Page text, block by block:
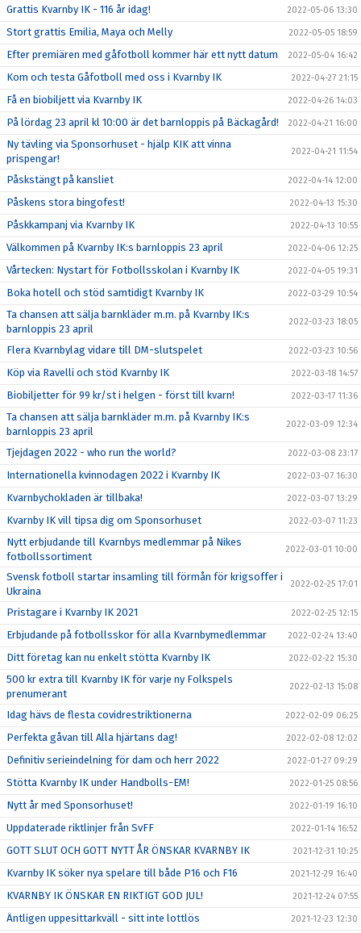
Grattis Kvarnby IK - 116 år idag! 2022-05-06 13:30
Stort grattis Emilia, Maya och Melly 2022-05-05 18:59
Efter premiären med gåfotboll kommer här ett nytt datum 2022-05-04 16:42
Kom och testa Gåfotboll med oss i Kvarnby IK 2022-04-27 21:15
Få en biobiljett via Kvarnby IK 2022-04-26 14:03
På lördag 23 april kl 10:00 är det barnloppis på Bäckagård! 2022-04-21 16:00
Ny tävling via Sponsorhuset - hjälp KIK att vinna
prispengar!
2022-04-21 11:54
Påskstängt på kansliet 2022-04-14 12:00
Påskens stora bingofest! 2022-04-13 15:30
Påskkampanj via Kvarnby IK 2022-04-13 10:55
Välkommen på Kvarnby IK:s barnloppis 23 april 2022-04-06 12:25
Vårtecken: Nystart för Fotbollsskolan i Kvarnby IK 2022-04-05 19:31
Boka hotell och stöd samtidigt Kvarnby IK 2022-03-29 10:54
Ta chansen att sälja barnkläder m.m. på Kvarnby IK:s
barnloppis 23 april
2022-03-23 18:05
Flera Kvarnbylag vidare till DM-slutspelet 2022-03-23 10:56
Köp via Ravelli och stöd Kvarnby IK 2022-03-18 14:57
Biobiljetter för 99 kr/st i helgen - först till kvarn! 2022-03-17 11:36
Ta chansen att sälja barnkläder m.m. på Kvarnby IK:s
barnloppis 23 april
2022-03-09 12:34
Tjejdagen 2022 - who run the world? 2022-03-08 23:17
Internationella kvinnodagen 2022 i Kvarnby IK 2022-03-07 16:30
Kvarnbychokladen är tillbaka! 2022-03-07 13:29
Kvarnby IK vill tipsa dig om Sponsorhuset 2022-03-07 11:23
Nytt erbjudande till Kvarnbys medlemmar på Nikes
fotbollssortiment
2022-03-01 10:00
Svensk fotboll startar insamling till förmån för krigsoffer i
Ukraina
2022-02-25 17:01
Pristagare i Kvarnby IK 2021 2022-02-25 12:15
Erbjudande på fotbollsskor för alla Kvarnbymedlemmar 2022-02-24 13:40
Ditt företag kan nu enkelt stötta Kvarnby IK 2022-02-22 15:30
500 kr extra till Kvarnby IK för varje ny Folkspels
prenumerant
2022-02-13 15:08
Idag hävs de flesta covidrestriktionerna 2022-02-09 06:25
Perfekta gåvan till Alla hjärtans dag! 2022-02-08 12:02
Definitiv serieindelning för dam och herr 2022 2022-01-27 09:29
Stötta Kvarnby IK under Handbolls-EM! 2022-01-25 08:56
Nytt år med Sponsorhuset! 2022-01-19 16:10
Uppdaterade riktlinjer från SvFF 2022-01-14 16:52
GOTT SLUT OCH GOTT NYTT ÅR ÖNSKAR KVARNBY IK 2021-12-31 10:25
Kvarnby IK söker nya spelare till både P16 och F16 2021-12-29 16:40
KVARNBY IK ÖNSKAR EN RIKTIGT GOD JUL! 2021-12-24 07:55
Äntligen uppesittarkväll - sitt inte lottlös 2021-12-23 12:30